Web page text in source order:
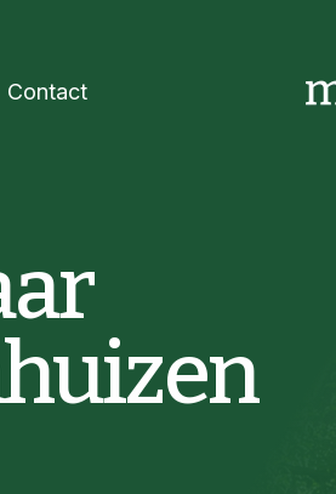
Contact